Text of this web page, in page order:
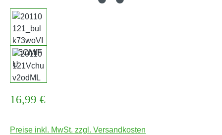
Regulärer Preis:
16,99 €
Preise inkl. MwSt. zzgl. Versandkosten